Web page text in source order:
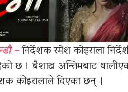
–निर्देशक रमेश कोइराला
छ । बैशाख अन्तिमबाट
कोइरालाले दिएका छन् ।